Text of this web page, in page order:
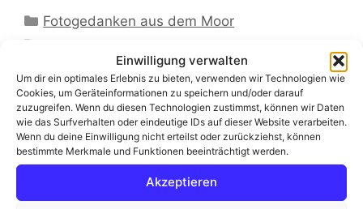
Einwilligung verwalten
Um dir ein optimales Erlebnis zu bieten, verwenden wir Technologien wie
Cookies, um Geräteinformationen zu speichern und/oder darauf
zuzugreifen. Wenn du diesen Technologien zustimmst, können wir Daten
wie das Surfverhalten oder eindeutige IDs auf dieser Website verarbeiten.
Wenn du deine Einwilligung nicht erteilst oder zurückziehst, können
bestimmte Merkmale und Funktionen beeinträchtigt werden.
Akzeptieren
Kategorien
Fotogedanken aus dem Moor
Moorknipser,Osterholz-Scharmbeck
Schnee,Winter
8 Kommentare